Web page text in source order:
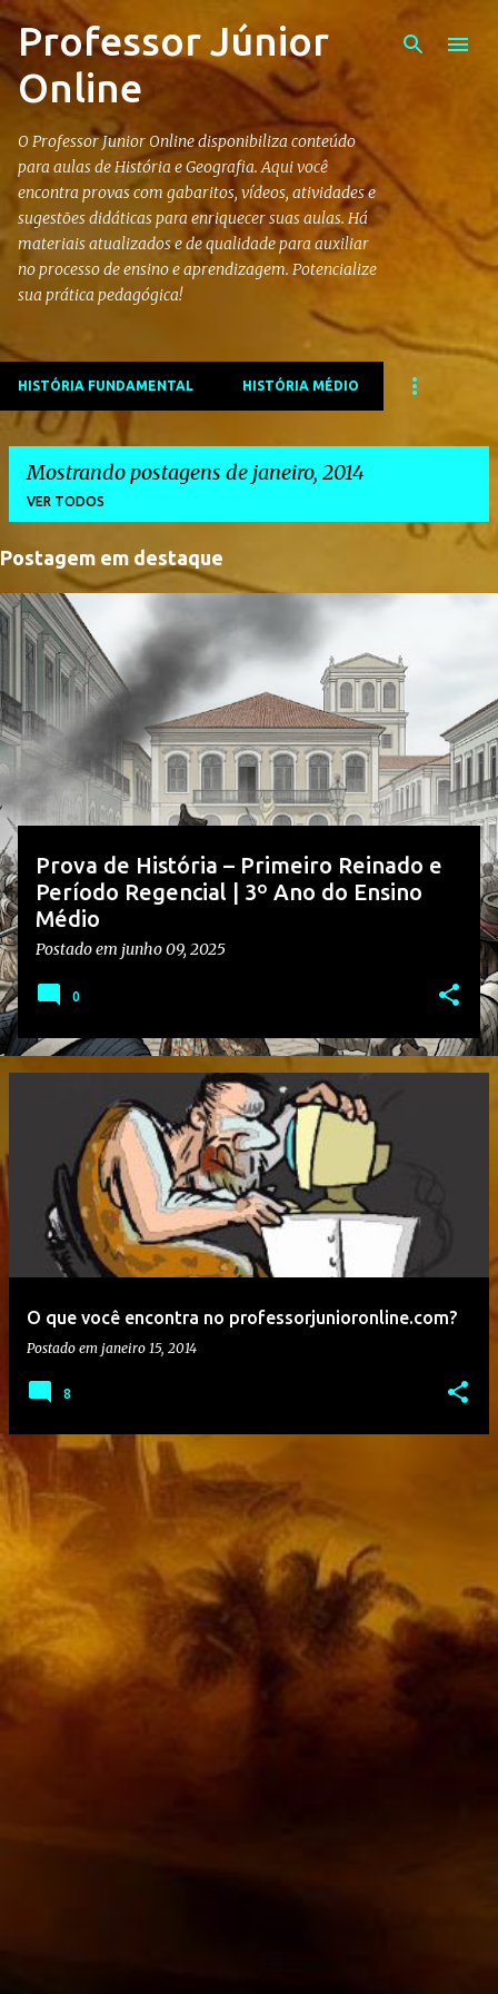
Pular para o conteúdo principal
Professor Júnior
Online
O Professor Junior Online disponibiliza conteúdo
para aulas de História e Geografia. Aqui você
encontra provas com gabaritos, vídeos, atividades e
sugestões didáticas para enriquecer suas aulas. Há
materiais atualizados e de qualidade para auxiliar
no processo de ensino e aprendizagem. Potencialize
sua prática pedagógica!
HISTÓRIA FUNDAMENTAL HISTÓRIA MÉDIO
Mostrando postagens de janeiro, 2014
VER TODOS
o
s
a
g
e
n
s
Postagem em destaque
Prova de História – Primeiro Reinado e
Período Regencial | 3º Ano do Ensino
Médio
Postado em junho 09, 2025
0
O que você encontra no professorjunioronline.com?
Postado em janeiro 15, 2014
8